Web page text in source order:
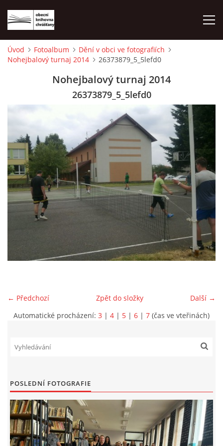
ÚVOD
VÝPŮJČNÍ DOBA
KONTAKTY
ON-LINE KATALOG
WEBOVÁ KAMERA
"KNIHOBUDKY"
E-KNIHY DO KAŽDÉ KNIHOVNY
GRANTY A DOTACE
Úvod Fotoalbum
Dění v obci ve fotografiích
Nohejbalový turnaj 2014
26373879_5_5lefd0
Nohejbalový turnaj 2014
26373879_5_5lefd0
← Předchozí Další →
Zpět do složky
Automatické procházení: 3 | 4 | 5 | 6 | 7 (čas ve vteřinách)
POSLEDNÍ FOTOGRAFIE